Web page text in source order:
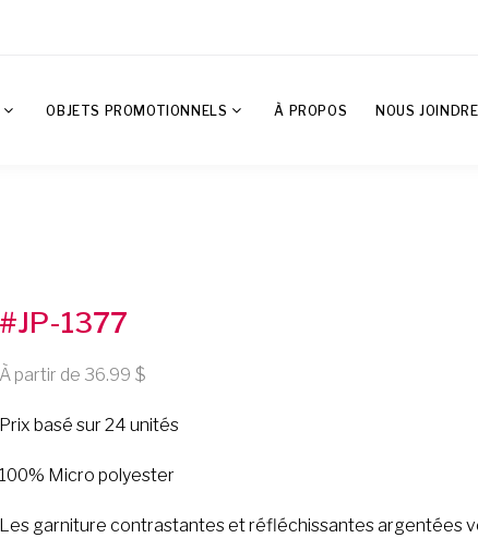
OBJETS PROMOTIONNELS À PROPOS NOUS JOINDRE
#JP-1377
À partir de 36.99
Prix basé sur 24 unités
100% Micro polyester
Les garniture contrastantes et réfléchissantes argentées